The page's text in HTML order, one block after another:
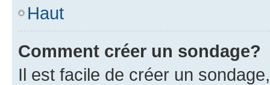
Haut
Comment créer un sondage?
Il est facile de créer un